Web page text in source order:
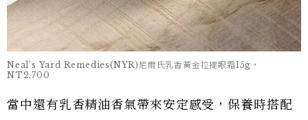
Neal’s Yard Remedies(NYR)尼爾氏乳香黃金拉提眼霜15g，
NT2,700
當中還有乳香精油香氣帶來安定感受，保養時搭配